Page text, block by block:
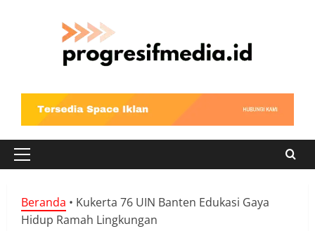
Primary
Beranda • Kukerta 76 UIN Banten Edukasi Gaya
Hidup Ramah Lingkungan